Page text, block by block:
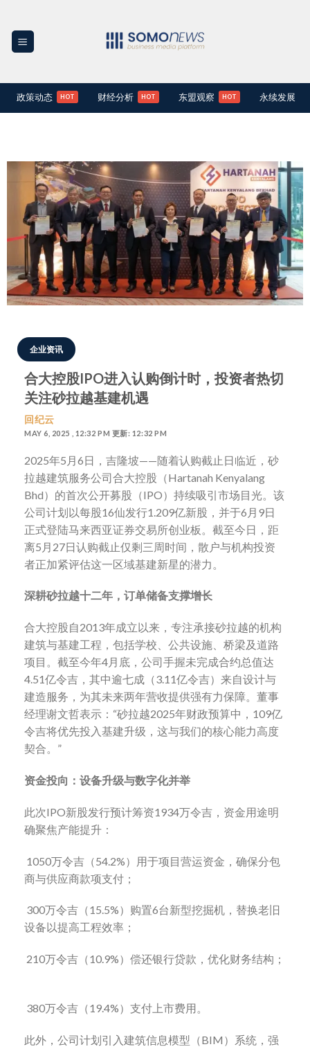
content
政策动态 财经分析 东盟观察 永续发展
企业资讯
合大控股IPO进入认购倒计时，投资者热切
关注砂拉越基建机遇
回纪云
MAY 6, 2025 , 12:32 PM 更新: 12:32 PM
2025年5月6日，吉隆坡——随着认购截止日临近，砂
拉越建筑服务公司合大控股（Hartanah Kenyalang
Bhd）的首次公开募股（IPO）持续吸引市场目光。该
公司计划以每股16仙发行1.209亿新股，并于6月9日
正式登陆马来西亚证券交易所创业板。截至今日，距
离5月27日认购截止仅剩三周时间，散户与机构投资
者正加紧评估这一区域基建新星的潜力。
深耕砂拉越十二年，订单储备支撑增长
合大控股自2013年成立以来，专注承接砂拉越的机构
建筑与基建工程，包括学校、公共设施、桥梁及道路
项目。截至今年4月底，公司手握未完成合约总值达
4.51亿令吉，其中逾七成（3.11亿令吉）来自设计与
建造服务，为其未来两年营收提供强有力保障。董事
经理谢文哲表示：“砂拉越2025年财政预算中，109亿
令吉将优先投入基建升级，这与我们的核心能力高度
契合。”
资金投向：设备升级与数字化并举
此次IPO新股发行预计筹资1934万令吉，资金用途明
确聚焦产能提升：
1050万令吉（54.2%）用于项目营运资金，确保分包
商与供应商款项支付；
300万令吉（15.5%）购置6台新型挖掘机，替换老旧
设备以提高工程效率；
210万令吉（10.9%）偿还银行贷款，优化财务结构；
380万令吉（19.4%）支付上市费用。
此外，公司计划引入建筑信息模型（BIM）系统，强